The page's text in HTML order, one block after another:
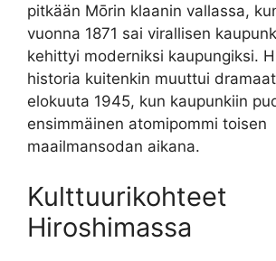
pitkään Mōrin klaanin vallassa,
vuonna 1871 sai virallisen
kehittyi moderniksi kaupungiksi.
historia kuitenkin muuttui
elokuuta 1945, kun kaupunkiin
ensimmäinen atomipommi toisen
maailmansodan aikana.
Kulttuurikohteet
Hiroshimassa